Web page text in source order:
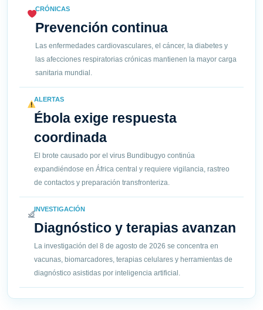
CRÓNICAS
Prevención continua
Las enfermedades cardiovasculares, el cáncer, la diabetes y
las afecciones respiratorias crónicas mantienen la mayor carga
sanitaria mundial.
ALERTAS
Ébola exige respuesta
coordinada
El brote causado por el virus Bundibugyo continúa
expandiéndose en África central y requiere vigilancia, rastreo
de contactos y preparación transfronteriza.
INVESTIGACIÓN
Diagnóstico y terapias avanzan
La investigación del 8 de agosto de 2026 se concentra en
vacunas, biomarcadores, terapias celulares y herramientas de
diagnóstico asistidas por inteligencia artificial.